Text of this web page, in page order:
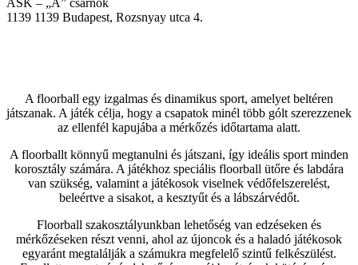
ASK – „A” csarnok
1139 1139 Budapest, Rozsnyay utca 4.
A floorball egy izgalmas és dinamikus sport, amelyet beltéren
játszanak. A játék célja, hogy a csapatok minél több gólt szerezzenek
az ellenfél kapujába a mérkőzés időtartama alatt.
A floorballt könnyű megtanulni és játszani, így ideális sport minden
korosztály számára. A játékhoz speciális floorball ütőre és labdára
van szükség, valamint a játékosok viselnek védőfelszerelést,
beleértve a sisakot, a kesztyűt és a lábszárvédőt.
Floorball szakosztályunkban lehetőség van edzéseken és
mérkőzéseken részt venni, ahol az újoncok és a haladó játékosok
egyaránt megtalálják a számukra megfelelő szintű felkészülést.